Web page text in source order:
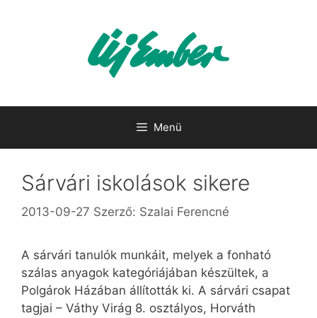
Menü
Sárvári iskolások sikere
2013-09-27 Szerző: Szalai Ferencné
A sárvári tanulók munkáit, melyek a fonható
szálas anyagok kategóriájában készültek, a
Polgárok Házában állították ki. A sárvári csapat
tagjai – Váthy Virág 8. osztályos, Horváth